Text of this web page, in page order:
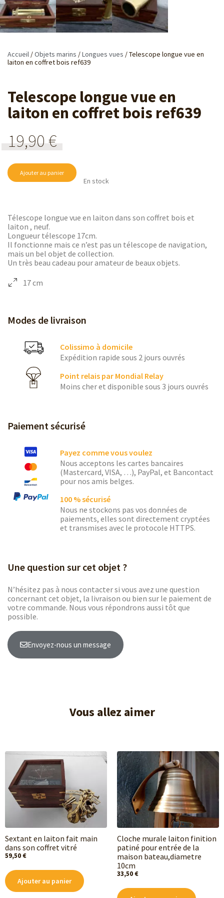
Accueil /Objets marins /Longues vues / Telescope longue vue en
laiton en coffret bois ref639
Telescope longue vue en
laiton en coffret bois ref639
19,90€
En stock
Ajouter au panier
Télescope longue vue en laiton dans son coffret bois et
laiton , neuf.
Longueur télescope 17cm.
Il fonctionne mais ce n’est pas un télescope de navigation,
mais un bel objet de collection.
Un très beau cadeau pour amateur de beaux objets.
17 cm
Modes de livraison
Colissimo à domicile
Expédition rapide sous 2 jours ouvrés
Point relais par Mondial Relay
Moins cher et disponible sous 3 jours ouvrés
Paiement sécurisé
Payez comme vous voulez
Nous acceptons les cartes bancaires
(Mastercard, VISA, …), PayPal, et Bancontact
pour nos amis belges.
100 % sécurisé
Nous ne stockons pas vos données de
paiements, elles sont directement cryptées
et transmises avec le protocole HTTPS.
Une question sur cet objet ?
N’hésitez pas à nous contacter si vous avez une question
concernant cet objet, la livraison ou bien sur le paiement de
votre commande. Nous vous répondrons aussi tôt que
possible.
Envoyez-nous un message
Vous allez aimer
Sextant en laiton fait main
dans son coffret vitré
59,50€
Ajouter au panier
Cloche murale laiton finition
patiné pour entrée de la
maison bateau,diametre
10cm
33,50€